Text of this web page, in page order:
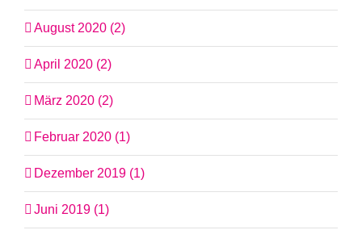
August 2020 (2)
April 2020 (2)
März 2020 (2)
Februar 2020 (1)
Dezember 2019 (1)
Juni 2019 (1)